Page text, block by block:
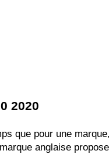
2020
que pour une
anglaise